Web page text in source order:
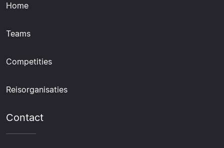
Home
Teams
Competities
Reisorganisaties
Contact